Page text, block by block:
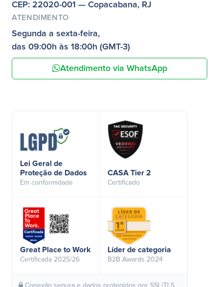
CEP: 22020-001 — Copacabana, RJ
ATENDIMENTO
Segunda a sexta-feira,
das 09:00h às 18:00h (GMT-3)
Atendimento via WhatsApp
Lei Geral de
Proteção de Dados
Em conformidade
CASA Tier 2
Certificado
Great Place to Work
Certificada 2025/26
Líder de categoria
B2B Awards 2024
Conexão segura e dados protegidos por SSL/TLS